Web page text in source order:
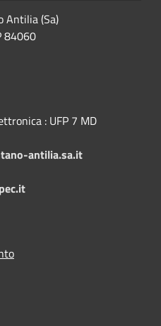
Antilia (Sa)
84060
: UFP 7 MD
antilia.sa.it